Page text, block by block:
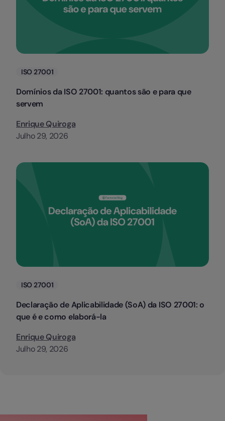
Categorias
ISO 27001
Domínios da ISO 27001: quantos são e para que
servem
Enrique Quiroga
Julho 29, 2026
Categorias
ISO 27001
Declaração de Aplicabilidade (SoA) da ISO 27001: o
que é e como elaborá-la
Enrique Quiroga
Julho 29, 2026